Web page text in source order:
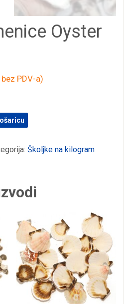
Oyster
bez PDV-a)
Školjke na kilogram